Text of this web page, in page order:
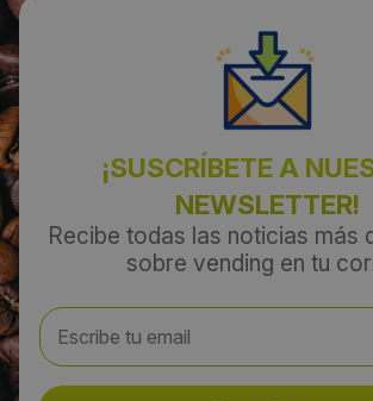
¡SUSCRÍBETE A
NEWSLETTER!
Recibe todas las noticias más
sobre vending en tu